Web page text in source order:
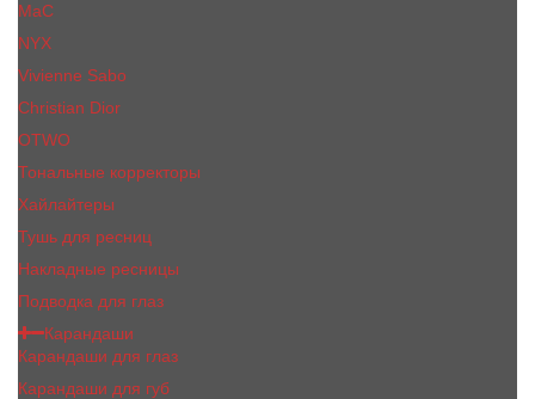
МаС
NYX
Vivienne Sabo
Сhristiаn Diоr
OTWO
Тональные корректоры
Хайлайтеры
Тушь для ресниц
Накладные ресницы
Подводка для глаз
Карандаши
Карандаши для глаз
Карандаши для губ